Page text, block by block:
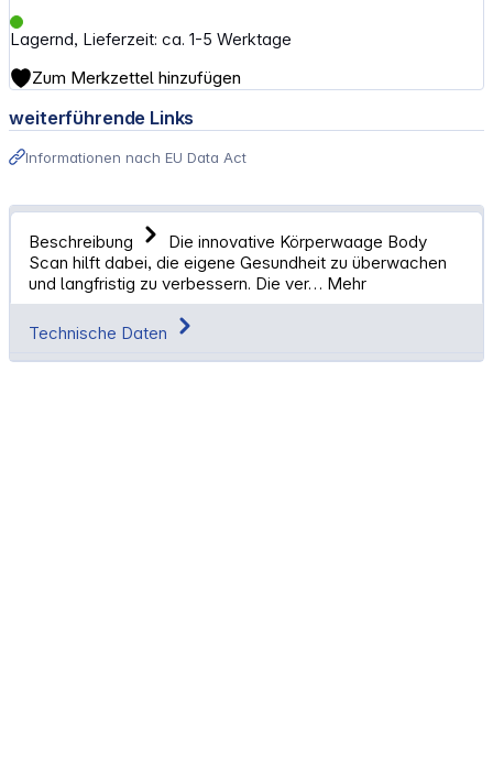
Lagernd, Lieferzeit: ca. 1-5 Werktage
Zum Merkzettel hinzufügen
weiterführende Links
Informationen nach EU Data Act
Beschreibung
Die innovative Körperwaage Body
Scan hilft dabei, die eigene Gesundheit zu überwachen
und langfristig zu verbessern. Die ver… Mehr
Technische Daten